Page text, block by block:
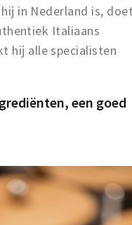
in Nederland is,
Italiaans
hij alle specialisten
een goed